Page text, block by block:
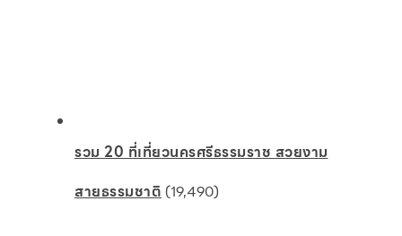
รวม 20 ที่เที่ยวนครศรีธรรมราช สวยงาม
สายธรรมชาติ(19,490)